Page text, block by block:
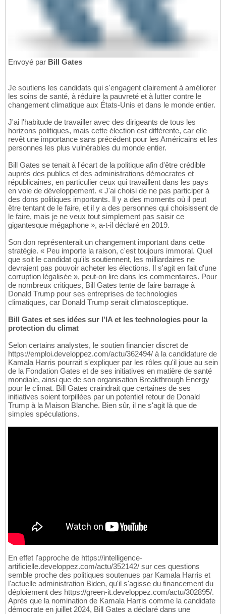
Envoyé par Bill Gates
Je soutiens les candidats qui s'engagent clairement à améliorer
les soins de santé, à réduire la pauvreté et à lutter contre le
changement climatique aux États-Unis et dans le monde entier.
J'ai l'habitude de travailler avec des dirigeants de tous les
horizons politiques, mais cette élection est différente, car elle
revêt une importance sans précédent pour les Américains et les
personnes les plus vulnérables du monde entier.
Bill Gates se tenait à l'écart de la politique afin d'être crédible
auprès des publics et des administrations démocrates et
républicaines, en particulier ceux qui travaillent dans les pays
en voie de développement. « J'ai choisi de ne pas participer à
des dons politiques importants. Il y a des moments où il peut
être tentant de le faire, et il y a des personnes qui choisissent de
le faire, mais je ne veux tout simplement pas saisir ce
gigantesque mégaphone », a-t-il déclaré en 2019.
Son don représenterait un changement important dans cette
stratégie. « Peu importe la raison, c'est toujours immoral. Quel
que soit le candidat qu'ils soutiennent, les milliardaires ne
devraient pas pouvoir acheter les élections. Il s'agit en fait d'une
corruption légalisée », peut-on lire dans les commentaires. Pour
de nombreux critiques, Bill Gates tente de faire barrage à
Donald Trump pour ses entreprises de technologies
climatiques, car Donald Trump serait climatosceptique.
Bill Gates et ses idées sur l'IA et les technologies pour la
protection du climat
Selon certains analystes, le soutien financier discret de
https://emploi.developpez.com/actu/362494/ à la candidature de
Kamala Harris pourrait s'expliquer par les rôles qu'il joue au sein
de la Fondation Gates et de ses initiatives en matière de santé
mondiale, ainsi que de son organisation Breakthrough Energy
pour le climat. Bill Gates craindrait que certaines de ses
initiatives soient torpillées par un potentiel retour de Donald
Trump à la Maison Blanche. Bien sûr, il ne s'agit là que de
simples spéculations.
En effet l'approche de https://intelligence-
artificielle.developpez.com/actu/352142/ sur ces questions
semble proche des politiques soutenues par Kamala Harris et
l'actuelle administration Biden, qu'il s'agisse du financement du
déploiement des https://green-it.developpez.com/actu/302895/.
Après que la nomination de Kamala Harris comme la candidate
démocrate en juillet 2024, Bill Gates a déclaré dans une